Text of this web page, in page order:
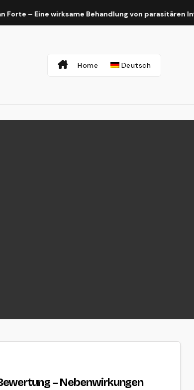
– Eine wirksame Behandlung von parasitären
Home Deutsch
– Nebenwirkungen